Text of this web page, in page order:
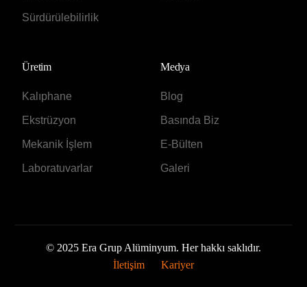
Sürdürülebilirlik
Üretim
Kalıphane
Ekstrüzyon
Mekanik İşlem
Laboratuvarlar
Medya
Blog
Basında Biz
E-Bülten
Galeri
© 2025 Era Grup Alüminyum. Her hakkı saklıdır.
İletişim
Kariyer
Solar Katalog